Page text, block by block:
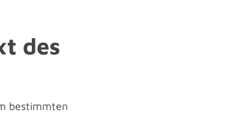
des
bestimmten